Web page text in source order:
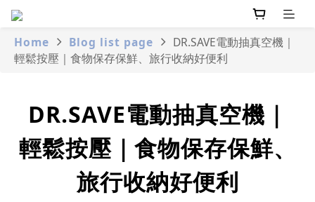
Home Blog list page
DR.SAVE電動抽真空機｜
輕鬆按壓｜食物保存保鮮、旅行收納好便利
DR.SAVE電動抽真空機｜
輕鬆按壓｜食物保存保鮮、
旅行收納好便利